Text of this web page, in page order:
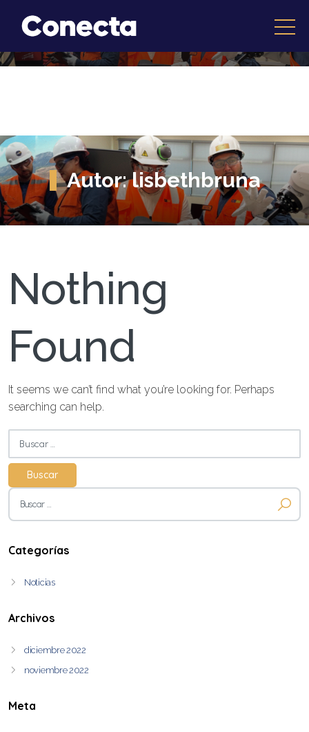
Autor:lisbethbruna
Nothing
Found
It seems we can’t find what you’re looking for. Perhaps
searching can help.
Buscar:
Buscar:
Categorías
Noticias
Archivos
diciembre 2022
noviembre 2022
Meta